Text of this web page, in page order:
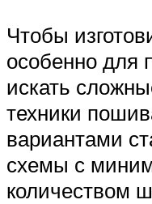
Чтобы
особенно для
искать
техники
вариантами
схемы с
количеством